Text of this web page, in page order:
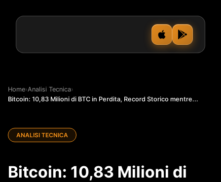
Home›Analisi Tecnica›
Bitcoin: 10,83 Milioni di BTC in Perdita, Record Storico mentre...
ANALISI TECNICA
Bitcoin: 10,83 Milioni di